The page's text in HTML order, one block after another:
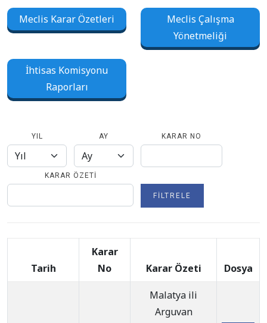
Meclis Karar Özetleri
Meclis Çalışma
Yönetmeliği
İhtisas Komisyonu
Raporları
YIL AY KARAR NO
KARAR ÖZETI
FILTRELE
Tarih
Karar
No
Karar Özeti Dosya
Malatya ili
Arguvan